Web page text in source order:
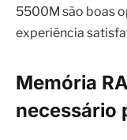
5500M são boas
experiência
Memória
necessário